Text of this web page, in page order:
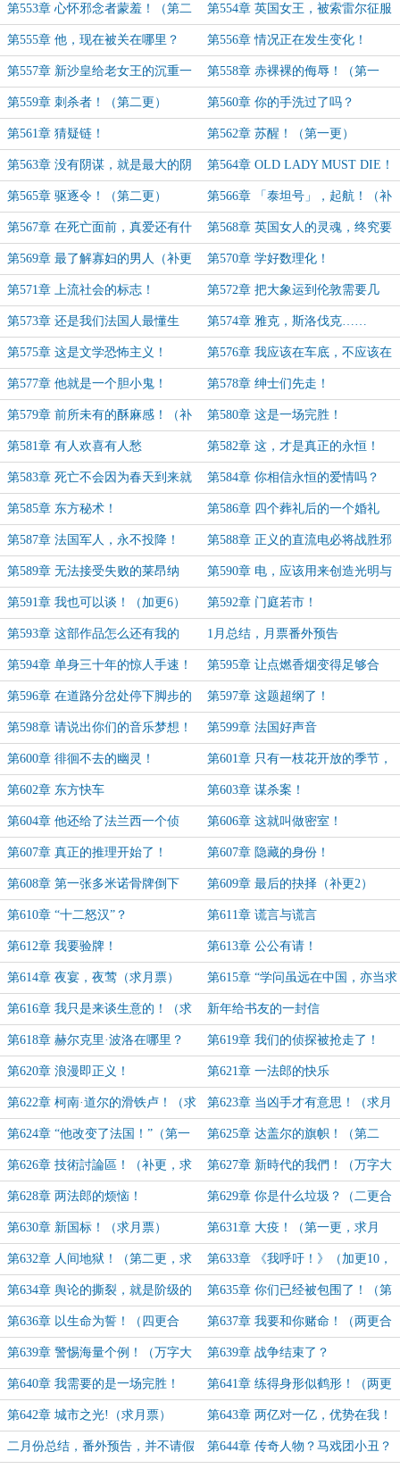
第553章 心怀邪念者蒙羞！（第二
更，求月票）
第554章 英国女王，被索雷尔征服
了！（补更1）
第555章 他，现在被关在哪里？ 第556章 情况正在发生变化！
第557章 新沙皇给老女王的沉重一
击！
第558章 赤裸裸的侮辱！（第一
更）
第559章 刺杀者！（第二更） 第560章 你的手洗过了吗？
第561章 猜疑链！ 第562章 苏醒！（第一更）
第563章 没有阴谋，就是最大的阴
谋！
第564章 OLD LADY MUST DIE！
（第一更）
第565章 驱逐令！（第二更） 第566章 「泰坦号」，起航！（补
更1）
第567章 在死亡面前，真爱还有什
么意义？
第568章 英国女人的灵魂，终究要
靠法国男人来拯救！
第569章 最了解寡妇的男人（补更
2）
第570章 学好数理化！
第571章 上流社会的标志！ 第572章 把大象运到伦敦需要几
步？（补更 4）
第573章 还是我们法国人最懂生
活！
第574章 雅克，斯洛伐克……
第575章 这是文学恐怖主义！ 第576章 我应该在车底，不应该在
车里……
第577章 他就是一个胆小鬼！ 第578章 绅士们先走！
第579章 前所未有的酥麻感！（补
更5）
第580章 这是一场完胜！
第581章 有人欢喜有人愁 第582章 这，才是真正的永恒！
第583章 死亡不会因为春天到来就
停下脚步！
第584章 你相信永恒的爱情吗？
第585章 东方秘术！ 第586章 四个葬礼后的一个婚礼
第587章 法国军人，永不投降！ 第588章 正义的直流电必将战胜邪
恶的交流电！
第589章 无法接受失败的莱昂纳
尔！
第590章 电，应该用来创造光明与
希望！（加更5）
第591章 我也可以谈！（加更6） 第592章 门庭若市！
第593章 这部作品怎么还有我的
事？
1月总结，月票番外预告
第594章 单身三十年的惊人手速！ 第595章 让点燃香烟变得足够合
理！
第596章 在道路分岔处停下脚步的
人
第597章 这题超纲了！
第598章 请说出你们的音乐梦想！ 第599章 法国好声音
第600章 徘徊不去的幽灵！ 第601章 只有一枝花开放的季节，
那不是春天
第602章 东方快车 第603章 谋杀案！
第604章 他还给了法兰西一个侦
探！
第606章 这就叫做密室！
第607章 真正的推理开始了！ 第607章 隐藏的身份！
第608章 第一张多米诺骨牌倒下
（补更1）
第609章 最后的抉择（补更2）
第610章 “十二怒汉”？ 第611章 谎言与谎言
第612章 我要验牌！ 第613章 公公有请！
第614章 夜宴，夜莺（求月票） 第615章 “学问虽远在中国，亦当求
之”（求月票）
第616章 我只是来谈生意的！（求
月票）
新年给书友的一封信
第618章 赫尔克里·波洛在哪里？
（求月票）
第619章 我们的侦探被抢走了！
（求月票）
第620章 浪漫即正义！ 第621章 一法郎的快乐
第622章 柯南·道尔的滑铁卢！（求
月票）
第623章 当凶手才有意思！（求月
票！）
第624章 “他改变了法国！”（第一
更）
第625章 达盖尔的旗帜！（第二
更，求月票）
第626章 技術討論區！（补更，求
月票！）
第627章 新時代的我們！（万字大
章贺新年！）
第628章 两法郎的烦恼！ 第629章 你是什么垃圾？（二更合
一）
第630章 新国标！（求月票） 第631章 大疫！（第一更，求月
票！）
第632章 人间地狱！（第二更，求
月票！）
第633章 《我呼吁！》（加更10，
求月票）
第634章 舆论的撕裂，就是阶级的
撕裂
第635章 你们已经被包围了！（第
二更，求月票！）
第636章 以生命为誓！（四更合
一，万字大章，求月票！）
第637章 我要和你赌命！（两更合
一）
第639章 警惕海量个例！（万字大
章，求月票！）
第639章 战争结束了？
第640章 我需要的是一场完胜！ 第641章 练得身形似鹤形！（两更
合一，月末求票！）
第642章 城市之光!（求月票） 第643章 两亿对一亿，优势在我！
二月份总结，番外预告，并不请假 第644章 传奇人物？马戏团小丑？